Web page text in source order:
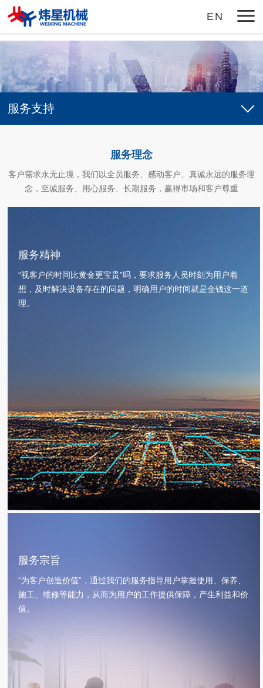
九州体育
EN
服务支持
服务理念
客户需求永无止境，我们以全员服务、感动客户、真诚永远的服务理
念，至诚服务、用心服务、长期服务，赢得市场和客户尊重
服务精神
“视客户的时间比黄金更宝贵”吗，要求服务人员时刻为用户着
想，及时解决设备存在的问题，明确用户的时间就是金钱这一道
理。
服务宗旨
“为客户创造价值”，通过我们的服务指导用户掌握使用、保养、
施工、维修等能力，从而为用户的工作提供保障，产生利益和价
值。